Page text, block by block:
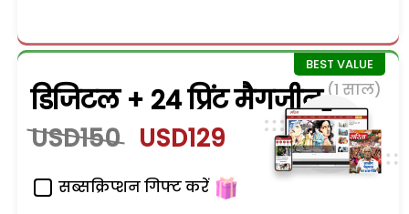
डिजिटल + 24 प्रिंट मैगजीन (1 साल)
USD150 USD129
सब्सक्रिप्शन गिफ्ट करें